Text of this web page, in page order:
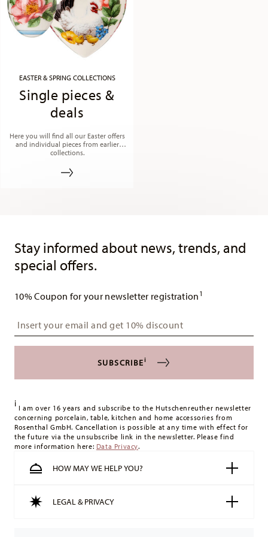
EASTER & SPRING COLLECTIONS
Single pieces &
deals
Here you will find all our Easter offers
and individual pieces from earlier
collections.
Stay informed about news, trends, and
special offers.
10% Coupon for your newsletter registration 1
SUBSCRIBEi
i I am over 16 years and subscribe to the Hutschenreuther newsletter
concerning porcelain, table, kitchen and home accessories from
Rosenthal GmbH. Cancellation is possible at any time with effect for
the future via the unsubscribe link in the newsletter. Please find
more information here: Data Privacy.
HOW MAY WE HELP YOU?
LEGAL & PRIVACY